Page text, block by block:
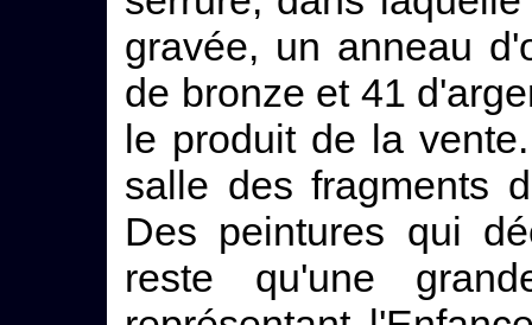
gravée, un anneau
de bronze et 41
le produit de la
salle des fragments
Des peintures qui
reste qu'une